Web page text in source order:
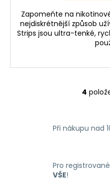
Zapomeňte na
nejdiskrétnější způsob
Strips jsou ultra-tenké,
4
Při nákupu nad
Pro
VŠE!